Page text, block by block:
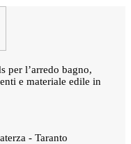
per l’arredo bagno,
e materiale edile in
- Taranto